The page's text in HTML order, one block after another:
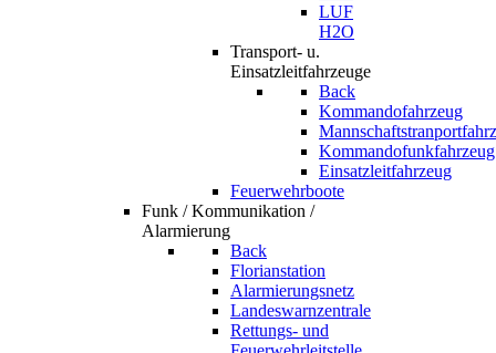
LUF
H2O
Transport- u.
Einsatzleitfahrzeuge
Back
Kommandofahrzeug
Kommandofunkfahrzeug
Einsatzleitfahrzeug
Feuerwehrboote
Funk / Kommunikation /
Alarmierung
Back
Florianstation
Alarmierungsnetz
Landeswarnzentrale
Rettungs- und